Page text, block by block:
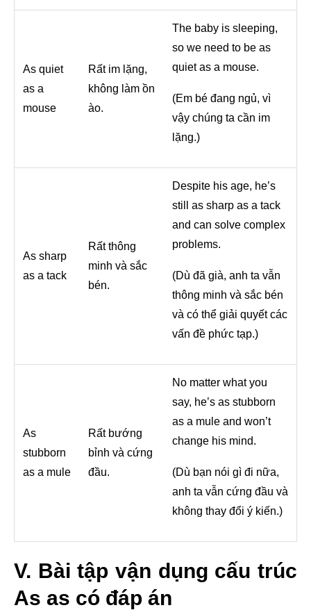
As quiet
as a
mouse
Rất im lặng,
không làm ồn
ào.
The baby is sleeping,
so we need to be as
quiet as a mouse.
(Em bé đang ngủ, vì
vậy chúng ta cần im
lặng.)
As sharp
as a tack
Rất thông
minh và sắc
bén.
Despite his age, he’s
still as sharp as a tack
and can solve complex
problems.
(Dù đã già, anh ta vẫn
thông minh và sắc bén
và có thể giải quyết các
vấn đề phức tạp.)
As
stubborn
as a mule
Rất bướng
bỉnh và cứng
đầu.
No matter what you
say, he’s as stubborn
as a mule and won’t
change his mind.
(Dù bạn nói gì đi nữa,
anh ta vẫn cứng đầu và
không thay đổi ý kiến.)
V. Bài tập vận dụng cấu trúc
As as có đáp án